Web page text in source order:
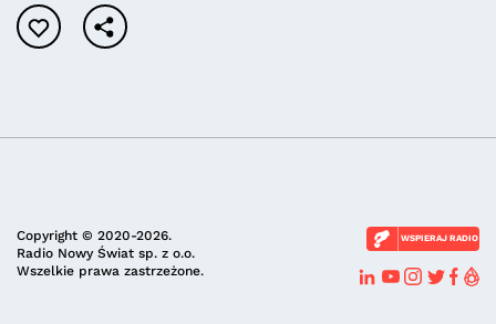
Copyright © 2020-2026.
Radio Nowy Świat sp. z o.o.
Wszelkie prawa zastrzeżone.
WSPIERAJ RADIO